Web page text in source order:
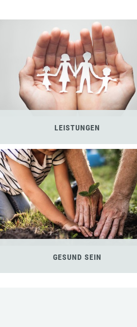
LEISTUNGEN
GESUND SEIN